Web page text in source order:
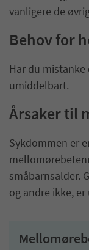
vanligere de
Behov for
Har du
umiddelbart.
Årsaker til
Sykdommen er
småbarnsalder.
og andre ikke, er